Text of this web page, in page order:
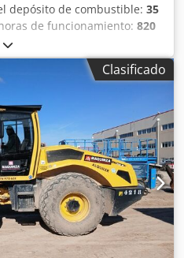
depósito de combustible: 35
de funcionamiento: 820
(lxanxal): 253 x 127
del monte (Toledo) El
tareas de compactación
de carreteras.
sencillos y
presenta en estado operativo,
el primer día. Perfecto para
de segunda mano.
tambor: 1.200 mm Diámetro
de depósito: 35 l CE
Clasificado